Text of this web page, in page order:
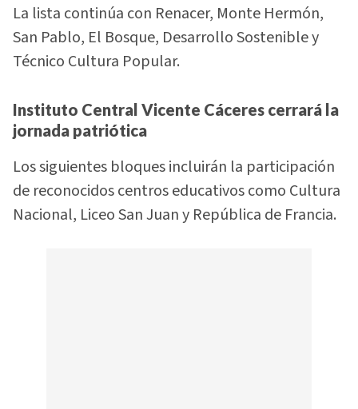
La lista continúa con Renacer, Monte Hermón,
San Pablo, El Bosque, Desarrollo Sostenible y
Técnico Cultura Popular.
Instituto Central Vicente Cáceres cerrará la
jornada patriótica
Los siguientes bloques incluirán la participación
de reconocidos centros educativos como Cultura
Nacional, Liceo San Juan y República de Francia.